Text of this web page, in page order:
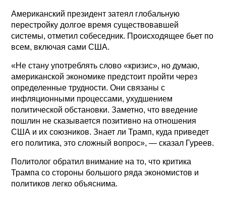
Американский президент затеял глобальную
перестройку долгое время существовавшей
системы, отметил собеседник. Происходящее бьет по
всем, включая сами США.
«Не стану употреблять слово «кризис», но думаю,
американской экономике предстоит пройти через
определенные трудности. Они связаны с
инфляционными процессами, ухудшением
политической обстановки. Заметно, что введение
пошлин не сказывается позитивно на отношения
США и их союзников. Знает ли Трамп, куда приведет
его политика, это сложный вопрос», — сказал Гуреев.
Политолог обратил внимание на то, что критика
Трампа со стороны большого ряда экономистов и
политиков легко объяснима.